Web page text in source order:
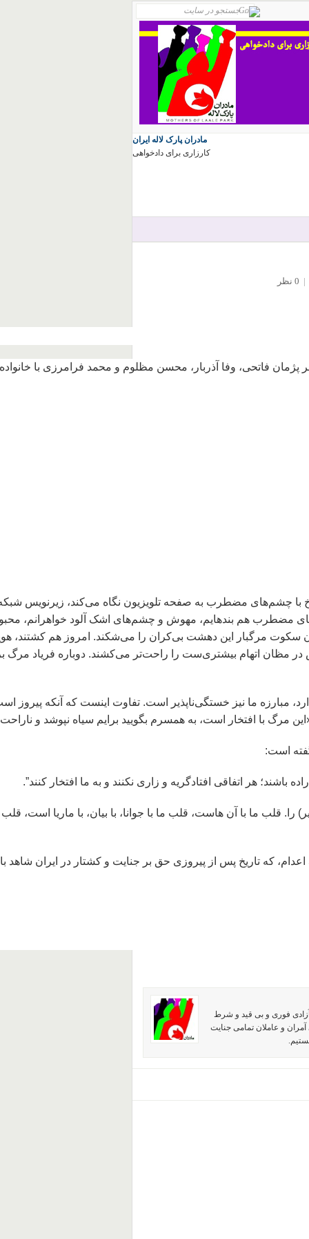
مادران پارک لاله ایران
کارزاری برای دادخواهی
| 0 نظر
پژمان فاتحی، وفا آذربار، محسن مظلوم و محمد فرامرزی با
با چشم‌های مضطرب به صفحه تلویزیون نگاه می‌کند، زیر‌نویس
هم بندهایم، مهوش و چشم‌های اشک آلود خواهرانم،
سکوت مرگبار این دهشت بی‌کران را می‌شکند. امروز هم کشتند،
مظان اتهام بیشتری‌ست را راحت‌تر می‌کشند. دوباره فریاد مرگ
مبارزه ما نیز خستگی‌ناپذیر است. تفاوت اینست که آنکه پیروز
مرگ با افتخار است، به همسرم بگویید برایم سیاه نپوشد و
است:
هر اتفاقی افتادگریە و زاری نکنند و بە ما افتخار کنند”.
قلب ما با آن هاست، قلب ما با جوانا، با بیان، با ماریا است، قلب
که تاریخ پس از پیروزی حق بر جنایت و کشتار در ایران شاهد
آزادی فوری و بی قید و شرط
و عاملان تمامی جنایت